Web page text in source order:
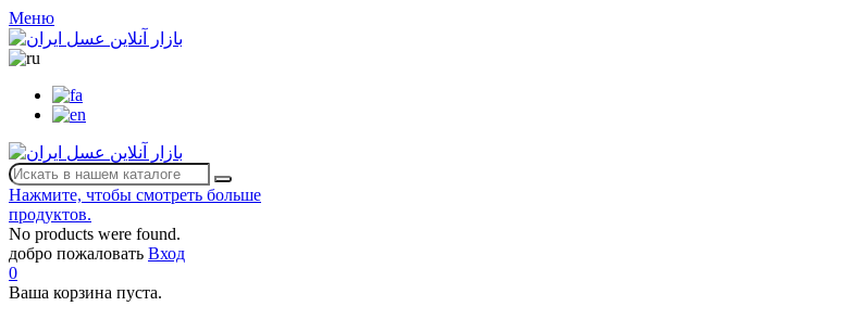
Меню
Нажмите, чтобы смотреть больше
продуктов.
No products were found.
добро пожаловать Вход
0
Ваша корзина пуста.